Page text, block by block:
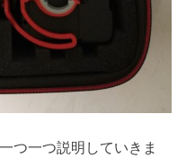
つ一つ説明していきま